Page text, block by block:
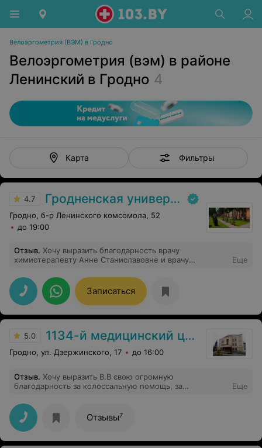
Велоэргометрия (ВЭМ) в Гродно
Велоэргометрия (вэм) в районе
Ленинский в Гродно 4
Карта Фильтры
4.7 Гродненская университетская клиника
Гродно, б-р Ленинского комсомола, 52
до 19:00
Отзыв. Хочу выразить благодарность врачу
химиотерапевту Анне Станиславовне и врачу
профессионализм, доброжелательность и
внимательное отношение к пациентам. Крепкого вам
здоровья,сил и терпения в вашем нелегком труде
Еще
Записаться
5.0 1134-й медицинский центр ВС РБ
Гродно, ул. Дзержинского, 17 до 16:00
Отзыв. Хочу выразить В.В свою огромную
благодарность за колоссальную помощь, за
этику и за профессионализм в своем деле. Спасибо
Вам за Вашу бесконечную доброту и теплое
отношение. Желаю Вам всего самого наилучшего и
только благодарных пациентов.
Еще
Отзывы7